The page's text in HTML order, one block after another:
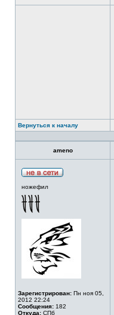
Вернуться к началу
ameno
ножефил
Зарегистрирован: Пн ноя 05,
2012 22:24
Сообщения: 182
Откуда: СПб